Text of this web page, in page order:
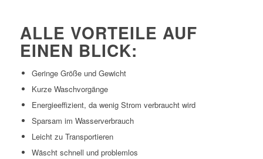
ALLE VORTEILE AUF
EINEN BLICK:
Geringe Größe und Gewicht
Kurze Waschvorgänge
Energieeffizient, da wenig Strom verbraucht wird
Sparsam im Wasserverbrauch
Leicht zu Transportieren
Wäscht schnell und problemlos